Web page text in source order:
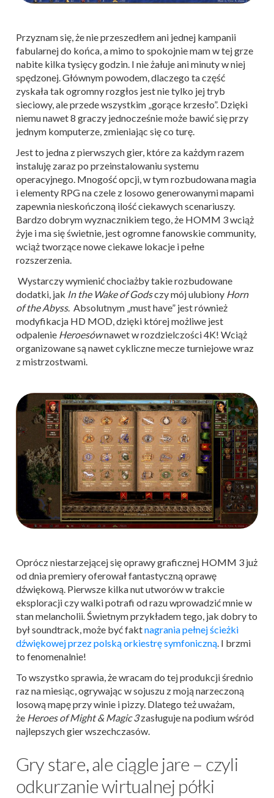
Przyznam się, że nie przeszedłem ani jednej kampanii
fabularnej do końca, a mimo to spokojnie mam w tej grze
nabite kilka tysięcy godzin. I nie żałuje ani minuty w niej
spędzonej. Głównym powodem, dlaczego ta część
zyskała tak ogromny rozgłos jest nie tylko jej tryb
sieciowy, ale przede wszystkim „gorące krzesło”. Dzięki
niemu nawet 8 graczy jednocześnie może bawić się przy
jednym komputerze, zmieniając się co turę.
Jest to jedna z pierwszych gier, które za każdym razem
instaluję zaraz po przeinstalowaniu systemu
operacyjnego. Mnogość opcji, w tym rozbudowana magia
i elementy RPG na czele z losowo generowanymi mapami
zapewnia nieskończoną ilość ciekawych scenariuszy.
Bardzo dobrym wyznacznikiem tego, że HOMM 3 wciąż
żyje i ma się świetnie, jest ogromne fanowskie community,
wciąż tworzące nowe ciekawe lokacje i pełne
rozszerzenia.
Wystarczy wymienić chociażby takie rozbudowane
dodatki, jak In the Wake of Godsczy mój ulubiony Horn
of the Abyss. Absolutnym „must have” jest również
modyfikacja HD MOD, dzięki której możliwe jest
odpalenie Heroesównawet w rozdzielczości 4K! Wciąż
organizowane są nawet cykliczne mecze turniejowe wraz
z mistrzostwami.
Oprócz niestarzejącej się oprawy graficznej HOMM 3 już
od dnia premiery oferował fantastyczną oprawę
dźwiękową. Pierwsze kilka nut utworów w trakcie
eksploracji czy walki potrafi od razu wprowadzić mnie w
stan melancholii. Świetnym przykładem tego, jak dobry to
był soundtrack, może być faktnagrania pełnej ścieżki
dźwiękowej przez polską orkiestrę symfoniczną. I brzmi
to fenomenalnie!
To wszystko sprawia, że wracam do tej produkcji średnio
raz na miesiąc, ogrywając w sojuszu z moją narzeczoną
losową mapę przy winie i pizzy. Dlatego też uważam,
że Heroes of Might & Magic 3zasługuje na podium wśród
najlepszych gier wszechczasów.
Gry stare, ale ciągle jare – czyli
odkurzanie wirtualnej półki